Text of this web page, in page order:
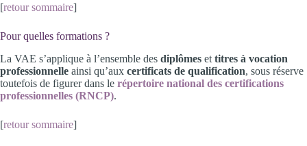
[retour sommaire]
Pour quelles formations ?
La VAE s’applique à l’ensemble des diplômes et titres à vocation
professionnelle ainsi qu’aux certificats de qualification, sous réserve
toutefois de figurer dans le répertoire national des certifications
professionnelles (RNCP).
[retour sommaire]